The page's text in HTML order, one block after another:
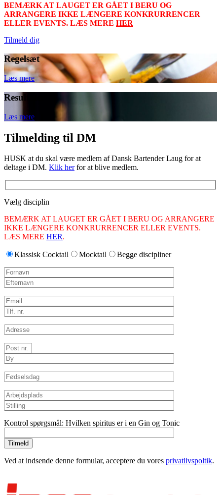
BEMÆRK AT LAUGET ER GÅET I BERU OG
ARRANGERE IKKE LÆNGERE KONKRURRENCER
ELLER EVENTS. LÆS MERE HER
Tilmeld dig
Regelsæt
Læs mere
Resultater
Læs mere
Tilmelding til DM
HUSK at du skal være medlem af Dansk Bartender Laug for at
deltage i DM. Klik herfor at blive medlem.
Vælg disciplin
BEMÆRK AT LAUGET ER GÅET I BERU OG ARRANGERE
IKKE LÆNGERE KONKRURRENCER ELLER EVENTS.
LÆS MERE HER.
Klassisk Cocktail Mocktail Begge discipliner
Kontrol spørgsmål: Hvilken spiritus er i en Gin og Tonic
Ved at indsende denne formular, acceptere du vores privatlivspoltik.